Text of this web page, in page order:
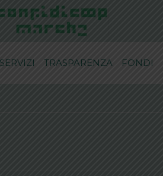
SERVIZI TRASPARENZA FONDI